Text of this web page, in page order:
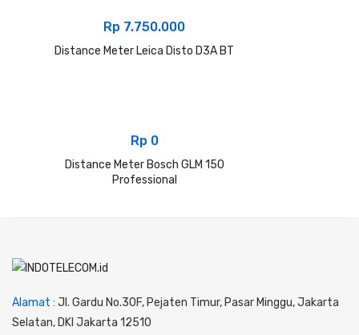
Rp 7.750.000
Distance Meter Leica Disto D3A BT
Rp 0
Distance Meter Bosch GLM 150
Professional
Alamat : Jl. Gardu No.30F, Pejaten Timur, Pasar Minggu, Jakarta
Selatan, DKI Jakarta 12510